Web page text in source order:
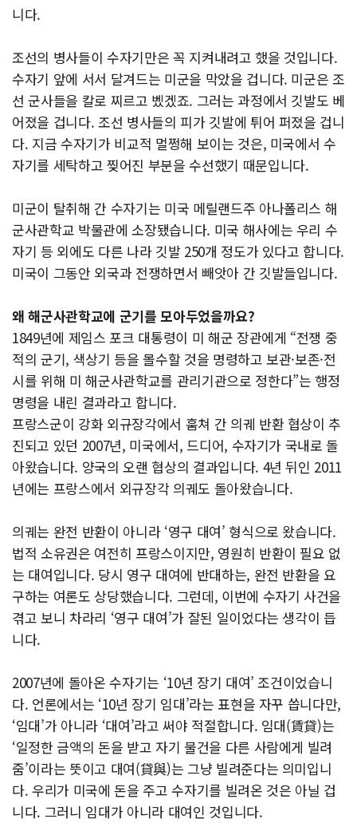
니다.
조선의 병사들이 수자기만은 꼭 지켜내려고 했을 것입니다.
수자기 앞에 서서 달겨드는 미군을 막았을 겁니다. 미군은 조
선 군사들을 칼로 찌르고 벴겠죠. 그러는 과정에서 깃발도 베
어졌을 겁니다. 조선 병사들의 피가 깃발에 튀어 퍼졌을 겁니
다. 지금 수자기가 비교적 멀쩡해 보이는 것은, 미국에서 수
자기를 세탁하고 찢어진 부분을 수선했기 때문입니다.
미군이 탈취해 간 수자기는 미국 메릴랜드주 아나폴리스 해
군사관학교 박물관에 소장됐습니다. 미국 해사에는 우리 수
자기 등 외에도 다른 나라 깃발 250개 정도가 있다고 합니다.
미국이 그동안 외국과 전쟁하면서 빼앗아 간 깃발들입니다.
왜 해군사관학교에 군기를 모아두었을까요?
1849년에 제임스 포크 대통령이 미 해군 장관에게 “전쟁 중
적의 군기, 색상기 등을 몰수할 것을 명령하고 보관·보존·전
시를 위해 미 해군사관학교를 관리기관으로 정한다”는 행정
명령을 내린 결과라고 합니다.
프랑스군이 강화 외규장각에서 훔쳐 간 의궤 반환 협상이 추
진되고 있던 2007년, 미국에서, 드디어, 수자기가 국내로 돌
아왔습니다. 양국의 오랜 협상의 결과입니다. 4년 뒤인 2011
년에는 프랑스에서 외규장각 의궤도 돌아왔습니다.
의궤는 완전 반환이 아니라 ‘영구 대여’ 형식으로 왔습니다.
법적 소유권은 여전히 프랑스이지만, 영원히 반환이 필요 없
는 대여입니다. 당시 영구 대여에 반대하는, 완전 반환을 요
구하는 여론도 상당했습니다. 그런데, 이번에 수자기 사건을
겪고 보니 차라리 ‘영구 대여’가 잘된 일이었다는 생각이 듭
니다.
2007년에 돌아온 수자기는 ‘10년 장기 대여’ 조건이었습니
다. 언론에서는 ‘10년 장기 임대’라는 표현을 자꾸 씁니다만,
‘임대’가 아니라 ‘대여’라고 써야 적절합니다. 임대(賃貸)는
‘일정한 금액의 돈을 받고 자기 물건을 다른 사람에게 빌려
줌’이라는 뜻이고 대여(貸與)는 그냥 빌려준다는 의미입니
다. 우리가 미국에 돈을 주고 수자기를 빌려온 것은 아닐 겁
니다. 그러니 임대가 아니라 대여인 것입니다.